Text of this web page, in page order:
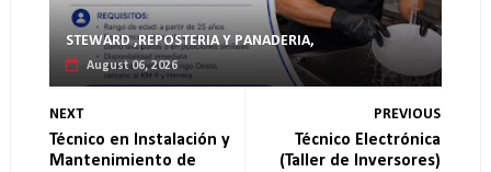
STEWARD ,REPOSTERIA Y PANADERIA,
August 06, 2026
NEXT
Técnico en Instalación y
Mantenimiento de
PREVIOUS
Técnico Electrónica
(Taller de Inversores)